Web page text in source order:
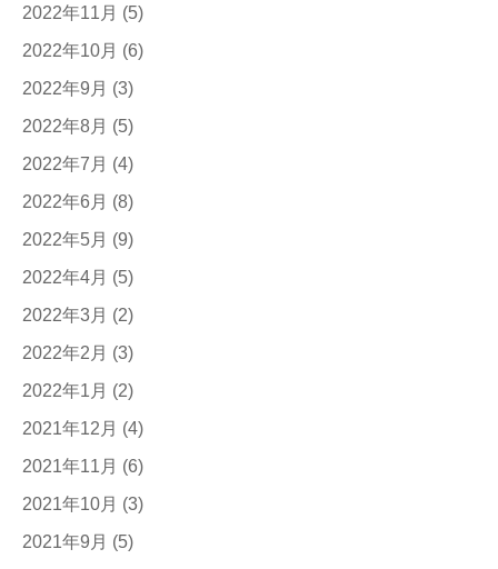
2022年11月 (5)
2022年10月 (6)
2022年9月 (3)
2022年8月 (5)
2022年7月 (4)
2022年6月 (8)
2022年5月 (9)
2022年4月 (5)
2022年3月 (2)
2022年2月 (3)
2022年1月 (2)
2021年12月 (4)
2021年11月 (6)
2021年10月 (3)
2021年9月 (5)